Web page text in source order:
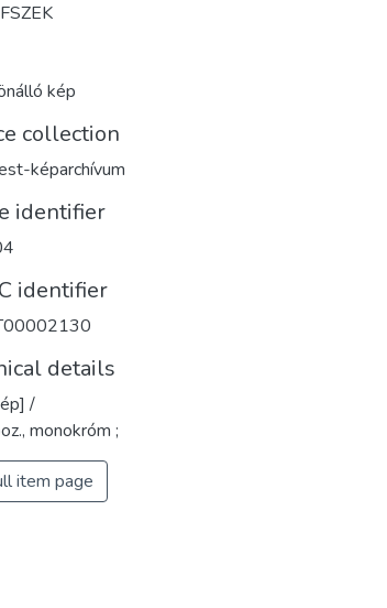
kép
collection
képarchívum
identifier
identifier
details
/
monokróm ;
item page